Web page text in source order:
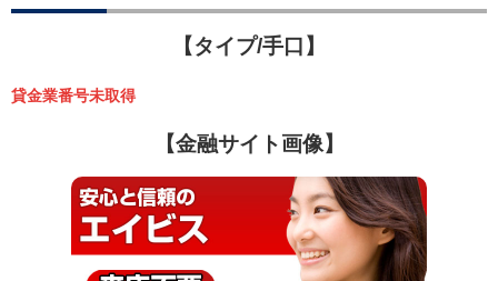
【タイプ/手口】
貸金業番号未取得
【金融サイト画像】